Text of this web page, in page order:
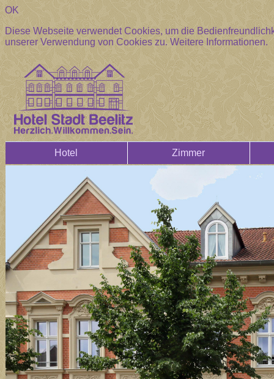
OK
Diese Webseite verwendet Cookies, um die
unserer Verwendung von Cookies zu.Weitere Informationen.
Hotel Zimmer